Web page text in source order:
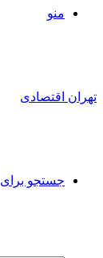
منو
تهران اقتصادی
جستجو برای